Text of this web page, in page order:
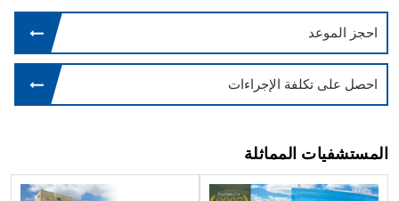
احجز الموعد
احصل على تكلفة الإجراءات
المستشفيات المماثلة